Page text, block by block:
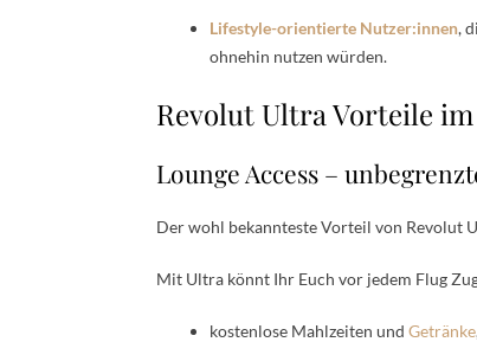
Lifestyle-orientierte Nutzer:innen,
ohnehin nutzen würden.
Revolut Ultra Vorteile
Lounge Access –
Der wohl bekannteste Vorteil von Revolut
Mit Ultra könnt Ihr Euch vor jedem Flug
kostenlose Mahlzeiten und Getränke